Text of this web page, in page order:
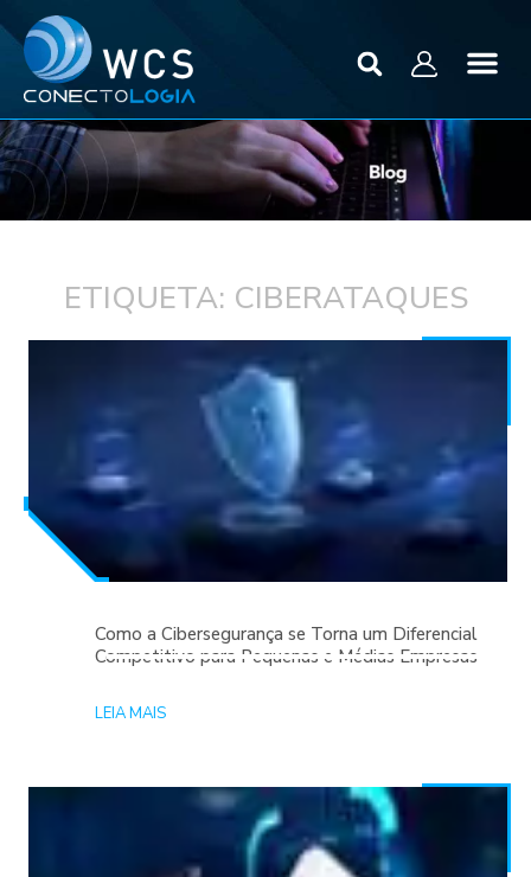
ETIQUETA: CIBERATAQUES
Como a Cibersegurança se Torna um Diferencial
Competitivo para Pequenas e Médias Empresas
LEIA MAIS